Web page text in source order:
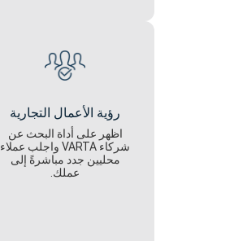
رؤية الأعمال التجارية
اظهر على أداة البحث عن
شركاء VARTA واجلب عملاء
محليين جدد مباشرةً إلى
عملك.